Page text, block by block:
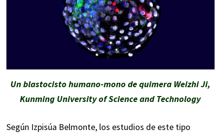
Un blastocisto humano-mono de quimera Weizhi Ji,
Kunming University of Science and Technology
Según Izpisúa Belmonte, los estudios de este tipo